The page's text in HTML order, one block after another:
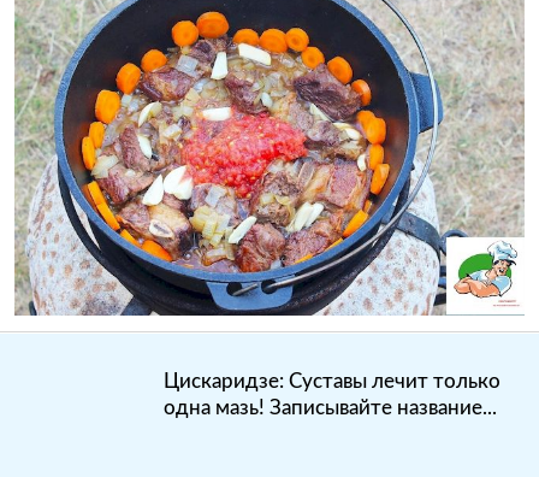
Цискаридзе: Суставы лечит только
одна мазь! Записывайте название...